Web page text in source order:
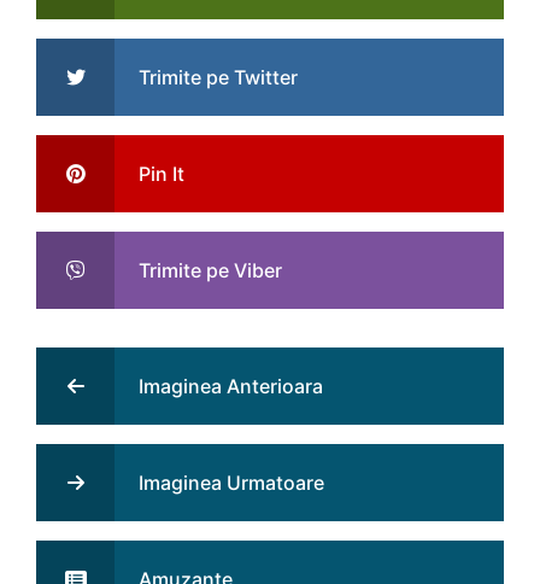
Trimite pe Twitter
Pin It
Trimite pe Viber
Imaginea Anterioara
Imaginea Urmatoare
Amuzante